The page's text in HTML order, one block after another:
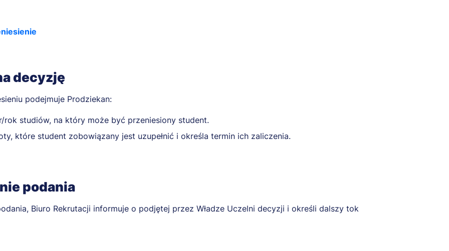
decyzję
podejmuje Prodziekan:
rok studiów, na który może być przeniesiony student.
które student zobowiązany jest uzupełnić i określa termin ich zaliczenia.
podania
Biuro Rekrutacji informuje o podjętej przez Władze Uczelni decyzji i określi dalszy tok